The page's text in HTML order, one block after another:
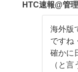
HTC速報@管
海外版
ですね
確かに
（と